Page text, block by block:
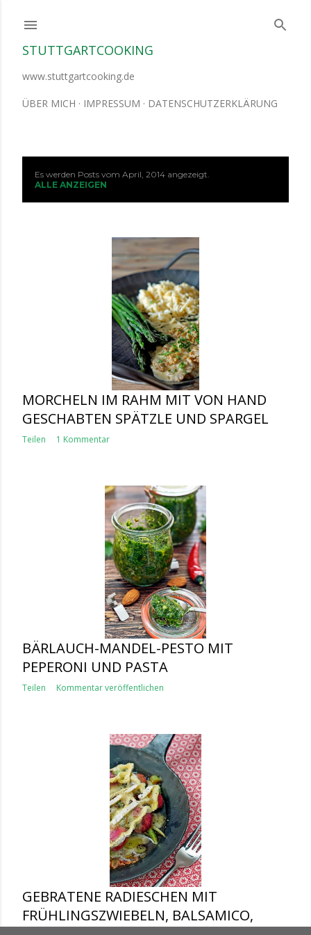
STUTTGARTCOOKING
www.stuttgartcooking.de
ÜBER MICH IMPRESSUM DATENSCHUTZERKLÄRUNG
Es werden Posts vom April, 2014 angezeigt.
ALLE ANZEIGEN
MORCHELN IM RAHM MIT VON HAND
GESCHABTEN SPÄTZLE UND SPARGEL
Teilen 1 Kommentar
BÄRLAUCH-MANDEL-PESTO MIT
PEPERONI UND PASTA
Teilen Kommentar veröffentlichen
GEBRATENE RADIESCHEN MIT
FRÜHLINGSZWIEBELN, BALSAMICO,